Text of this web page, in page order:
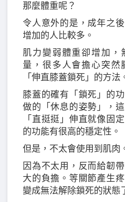
那麼體重呢？
令人意外的是，成年之
增加的人比較多。
肌力變弱體重卻增加，
量，很多人會擔心突然
「伸直膝蓋鎖死」的方法
膝蓋的確有「鎖死」的
做的「休息的姿勢」，
「直挺挺」伸直就像固
的功能有很高的穩定性。
但是，不太會使用到肌肉
因為不太用，反而給韌
大的負擔。等關節產生
變成無法解除鎖死的狀態